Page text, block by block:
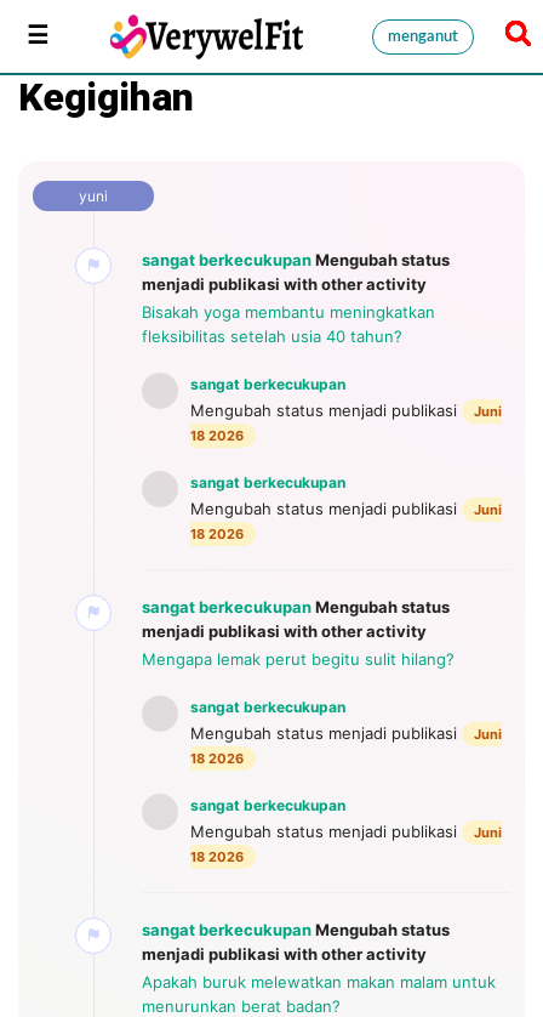
menganut
Kegigihan
yuni
sangat berkecukupanMengubah status
menjadi publikasi with other activity
Bisakah yoga membantu meningkatkan
fleksibilitas setelah usia 40 tahun?
sangat berkecukupan
Mengubah status menjadi publikasi
Juni
18 2026
sangat berkecukupan
Mengubah status menjadi publikasi
Juni
18 2026
sangat berkecukupanMengubah status
menjadi publikasi with other activity
Mengapa lemak perut begitu sulit hilang?
sangat berkecukupan
Mengubah status menjadi publikasi
Juni
18 2026
sangat berkecukupan
Mengubah status menjadi publikasi
Juni
18 2026
sangat berkecukupanMengubah status
menjadi publikasi with other activity
Apakah buruk melewatkan makan malam untuk
menurunkan berat badan?